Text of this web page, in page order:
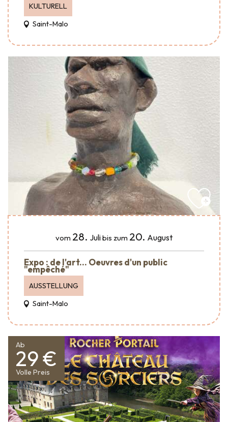
KULTURELL
Saint-Malo
vom 28. Julibis zum 20. August
Expo : de l'art... Oeuvres d'un public
"empêché"
AUSSTELLUNG
Saint-Malo
Ab
29 €
Volle Preis